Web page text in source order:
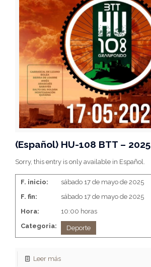
(Español) HU-108 BTT – 2025
Sorry, this entry is only available in Español.
F. inicio:
sábado 17 de mayo de 2025
F. fin:
sábado 17 de mayo de 2025
Hora:
10:00 horas
Categoria:
Deporte
Leer más